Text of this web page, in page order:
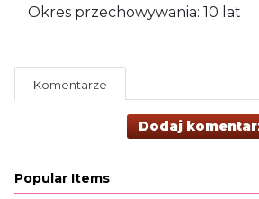
Okres przechowywania: 10 lat
Komentarze
Dodaj
Popular Items